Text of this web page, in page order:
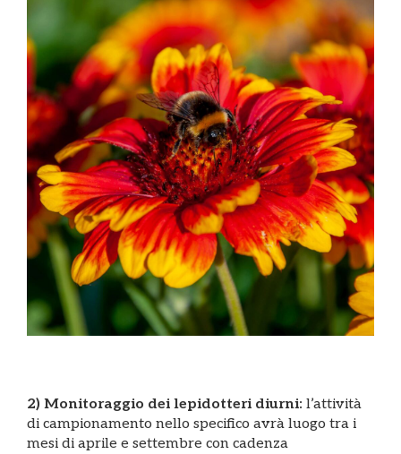
2) Monitoraggio dei lepidotteri diurni: l’attività
di campionamento nello specifico avrà luogo tra i
mesi di aprile e settembre con cadenza